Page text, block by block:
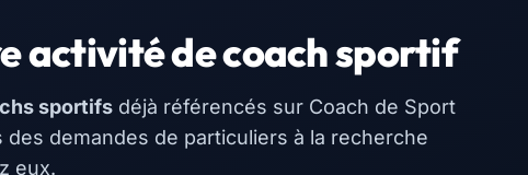
activité de coach sportif
sportifs déjà référencés sur Coach de Sport
demandes de particuliers à la recherche
eux.